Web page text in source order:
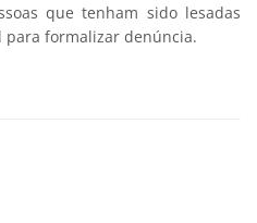
que tenham sido lesadas
para formalizar denúncia.